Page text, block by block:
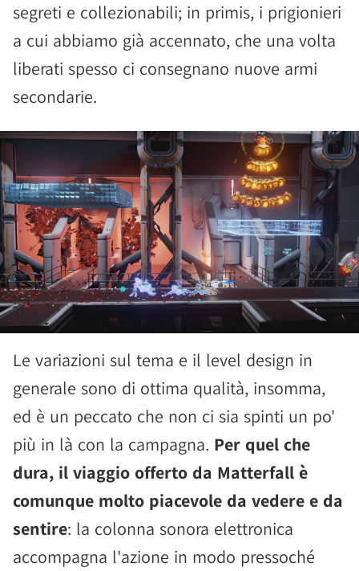
segreti e collezionabili; in primis, i prigionieri
a cui abbiamo già accennato, che una volta
liberati spesso ci consegnano nuove armi
secondarie.
Le variazioni sul tema e il level design in
generale sono di ottima qualità, insomma,
ed è un peccato che non ci sia spinti un po'
più in là con la campagna. Per quel che
dura, il viaggio offerto da Matterfall è
comunque molto piacevole da vedere e da
sentire: la colonna sonora elettronica
accompagna l'azione in modo pressoché